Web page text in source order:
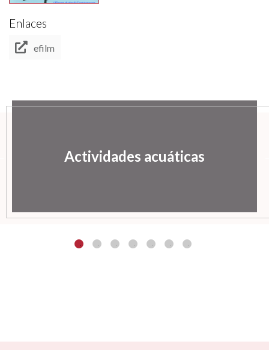
Enlaces
efilm
Actividades acuáticas